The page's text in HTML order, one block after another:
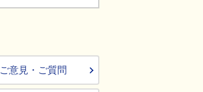
ご意見・ご質問